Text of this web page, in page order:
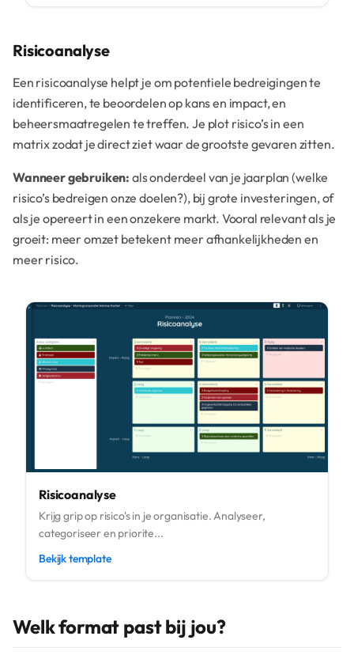
Risicoanalyse
Een risicoanalyse helpt je om potentiele bedreigingen te
identificeren, te beoordelen op kans en impact, en
beheersmaatregelen te treffen. Je plot risico’s in een
matrix zodat je direct ziet waar de grootste gevaren zitten.
Wanneer gebruiken: als onderdeel van je jaarplan (welke
risico’s bedreigen onze doelen?), bij grote investeringen, of
als je opereert in een onzekere markt. Vooral relevant als je
groeit: meer omzet betekent meer afhankelijkheden en
meer risico.
Risicoanalyse
Krijg grip op risico's in je organisatie. Analyseer,
categoriseer en priorite...
Bekijk template
Welk format past bij jou?